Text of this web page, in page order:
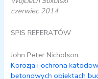
czerwiec 2014
SPIS REFERATÓW
John Peter Nicholson
Korozja i ochrona
betonowych obiektach